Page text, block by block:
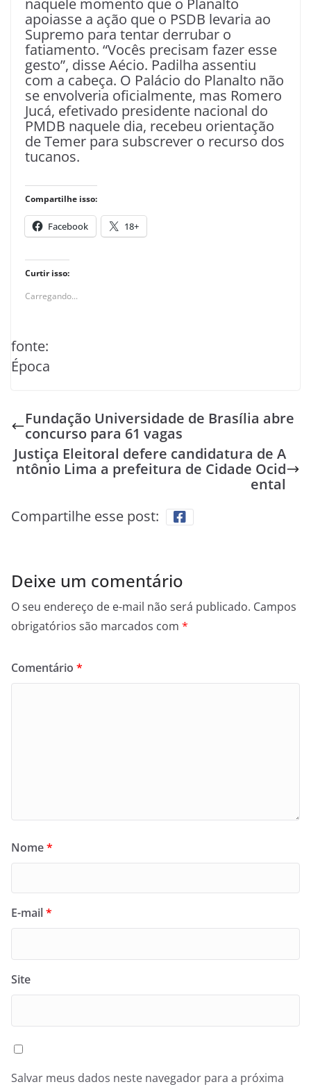
naquele momento que o Planalto
apoiasse a ação que o PSDB levaria ao
Supremo para tentar derrubar o
fatiamento. “Vocês precisam fazer esse
gesto”, disse Aécio. Padilha assentiu
com a cabeça. O Palácio do Planalto não
se envolveria oficialmente, mas Romero
Jucá, efetivado presidente nacional do
PMDB naquele dia, recebeu orientação
de Temer para subscrever o recurso dos
tucanos.
Compartilhe isso:
Facebook 18+
Curtir isso:
Carregando...
fonte:
Época
Fundação Universidade de Brasília abre
concurso para 61 vagas
Justiça Eleitoral defere candidatura de A
ntônio Lima a prefeitura de Cidade Ocid
ental
Compartilhe esse post:
Deixe um comentário
O seu endereço de e-mail não será publicado. Campos
obrigatórios são marcados com *
Comentário *
Nome*
E-mail*
Site
Salvar meus dados neste navegador para a próxima